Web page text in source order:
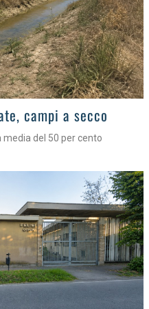
campi a secco
media del 50 per cento